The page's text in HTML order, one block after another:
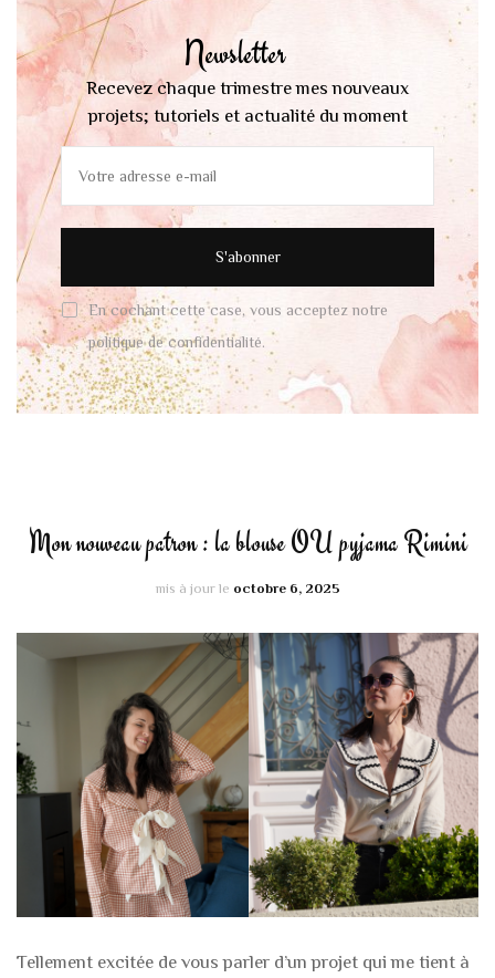
Newsletter
Recevez chaque trimestre mes nouveaux
projets; tutoriels et actualité du moment
En cochant cette case, vous acceptez notre
politique de confidentialité.
Mon nouveau patron : la blouse OU pyjama Rimini
mis à jour le octobre 6, 2025
Tellement excitée de vous parler d’un projet qui me tient à